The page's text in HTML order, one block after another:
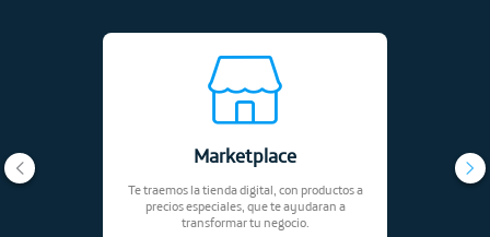
Marketplace
Te traemos la tienda digital, con productos a
precios especiales, que te ayudaran a
transformar tu negocio.